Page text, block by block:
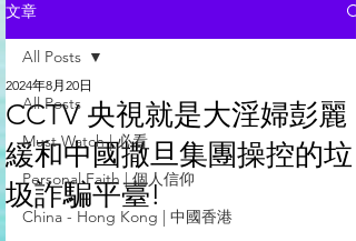
文章
All Posts
Must Watch | 必看
Personal Faith | 個人信仰
China - Hong Kong | 中國香港
All Posts
CCTV 央視就是大淫婦彭麗
緩和中國撒旦集團操控的垃
圾詐騙平臺!
2024年8月20日